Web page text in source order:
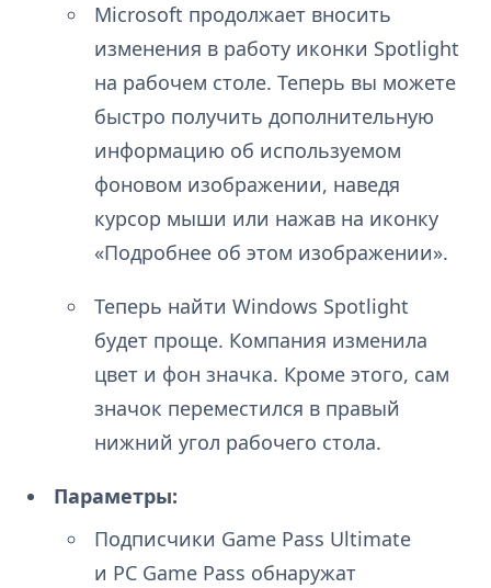
Microsoft продолжает вносить
изменения в работу иконки Spotlight
на рабочем столе. Теперь вы можете
быстро получить дополнительную
информацию об используемом
фоновом изображении, наведя
курсор мыши или нажав на иконку
«Подробнее об этом изображении».
Теперь найти Windows Spotlight
будет проще. Компания изменила
цвет и фон значка. Кроме этого, сам
значок переместился в правый
нижний угол рабочего стола.
Параметры:
Подписчики Game Pass Ultimate
и PC Game Pass обнаружат